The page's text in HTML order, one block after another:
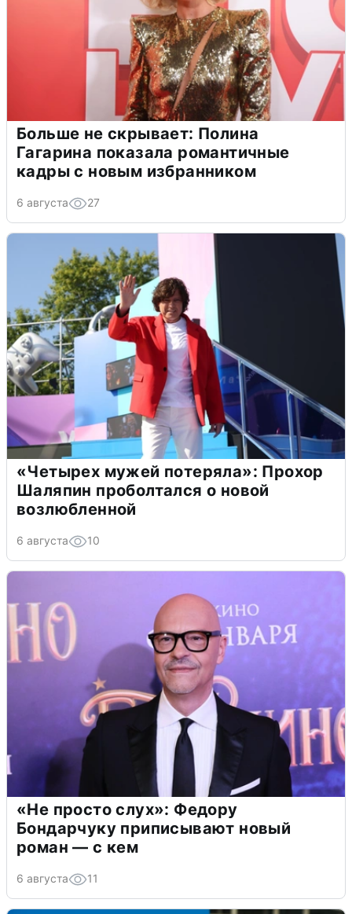
Больше не скрывает: Полина
Гагарина показала романтичные
кадры с новым избранником
6 августа 27
«Четырех мужей потеряла»: Прохор
Шаляпин проболтался о новой
возлюбленной
6 августа 10
«Не просто слух»: Федору
Бондарчуку приписывают новый
роман — с кем
6 августа 11